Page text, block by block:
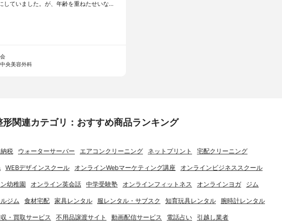
していました。が、年齢を重ねたせいな…
央美容外科
形関連カテゴリ：おすすめ商品ランキング
税 ウォーターサーバー エアコンクリーニング ネットプリント 宅配クリーニング
WEBデザインスクール オンラインWebマーケティング講座 オンラインビジネススクール
幼稚園 オンライン英会話 中学受験塾 オンラインフィットネス オンラインヨガ ジム
ジム 食材宅配 家具レンタル 服レンタル・サブスク 知育玩具レンタル 腕時計レンタル
・買取サービス 不用品譲渡サイト 動画配信サービス 電話占い 引越し業者